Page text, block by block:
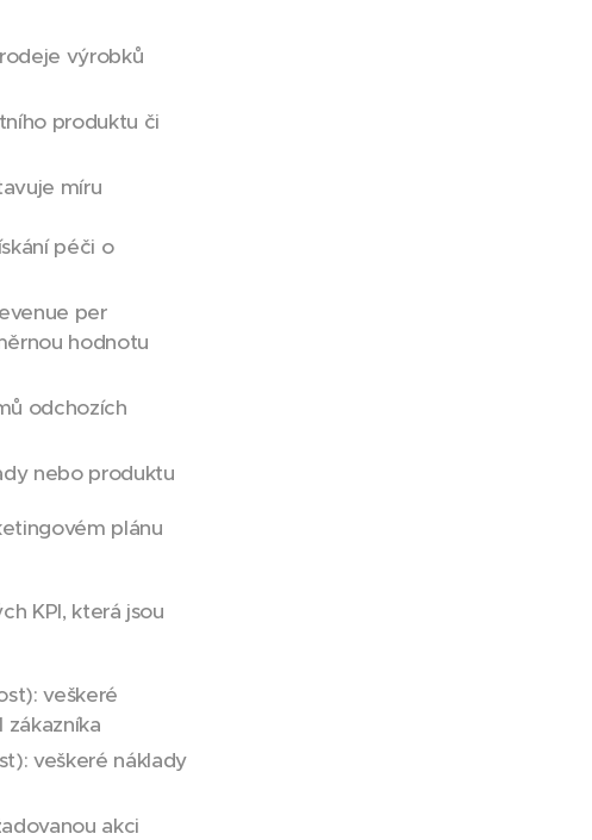
výrobků
produktu či
míru
péči o
per
hodnotu
odchozích
nebo produktu
plánu
KPI, která jsou
veškeré
zákazníka
veškeré náklady
akci